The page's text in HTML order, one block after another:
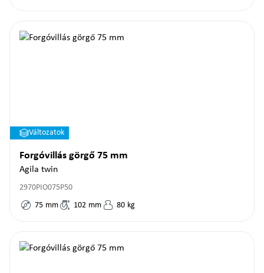
Változatok
Forgóvillás görgő 75 mm
Agila twin
2970PIO075P50
75 mm 102 mm 80 kg